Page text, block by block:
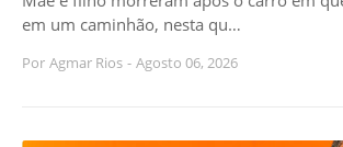
em um caminhão, nesta qu…
Por Agmar Rios - Agosto 06, 2026